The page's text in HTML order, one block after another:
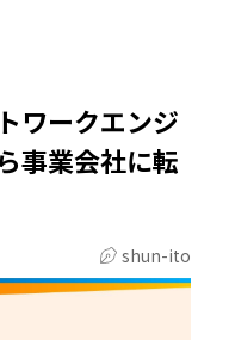
ワークエンジ
事業会社に転
shun-ito